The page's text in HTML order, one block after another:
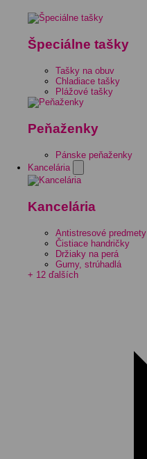
Špeciálne tašky
Tašky na obuv
Chladiace tašky
Plážové tašky
Peňaženky
Pánske peňaženky
Kancelária
Kancelária
Antistresové predmety
Čistiace handričky
Držiaky na perá
Gumy, strúhadlá
+ 12 ďalších